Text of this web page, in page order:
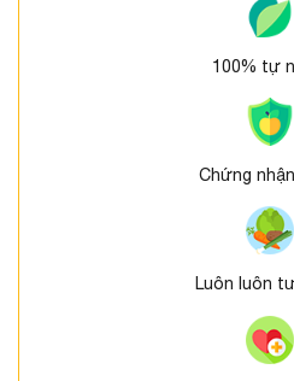
100% tự
Chứng
Luôn luôn